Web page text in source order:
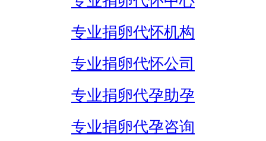
专业捐卵代怀机构
专业捐卵代怀公司
专业捐卵代孕助孕
专业捐卵代孕咨询